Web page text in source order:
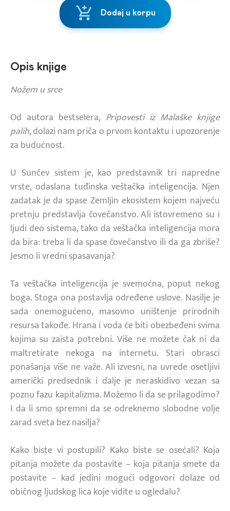
Dodaj u korpu
Opis knjige
Nožem u srce
Od autora bestselera, Pripovesti iz Malaške knjige
palih, dolazi nam priča o prvom kontaktu i upozorenje
za budućnost.
U Sunčev sistem je, kao predstavnik tri napredne
vrste, odaslana tuđinska veštačka inteligencija. Njen
zadatak je da spase Zemljin ekosistem kojem najveću
pretnju predstavlja čovečanstvo. Ali istovremeno su i
ljudi deo sistema, tako da veštačka inteligencija mora
da bira: treba li da spase čovečanstvo ili da ga zbriše?
Jesmo li vredni spasavanja?
Ta veštačka inteligencija je svemoćna, poput nekog
boga. Stoga ona postavlja određene uslove. Nasilje je
sada onemogućeno, masovno uništenje prirodnih
resursa takođe. Hrana i voda će biti obezbeđeni svima
kojima su zaista potrebni. Više ne možete čak ni da
maltretirate nekoga na internetu. Stari obrasci
ponašanja više ne važe. Ali izvesni, na uvrede osetljivi
američki predsednik i dalje je neraskidivo vezan sa
poznu fazu kapitalizma. Možemo li da se prilagodimo?
I da li smo spremni da se odreknemo slobodne volje
zarad sveta bez nasilja?
Kako biste vi postupili? Kako biste se osećali? Koja
pitanja možete da postavite – koja pitanja smete da
postavite – kad jedini mogući odgovori dolaze od
običnog ljudskog lica koje vidite u ogledalu?